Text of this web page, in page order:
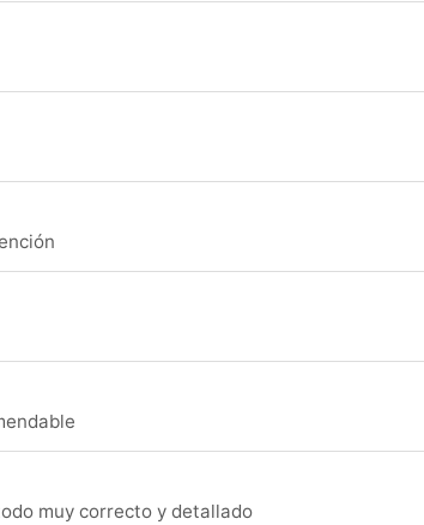
muy correcto y detallado